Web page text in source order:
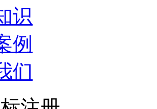
识
例
们